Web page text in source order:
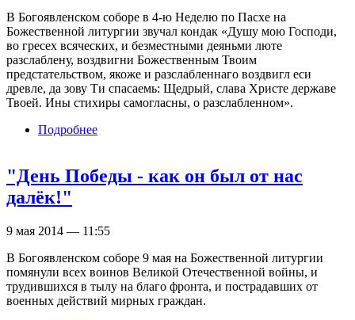
В Богоявленском соборе в 4-ю Неделю по Пасхе на
Божественной литургии звучал кондак «Душу мою Господи,
во гресех всяческих, и безместными деяньми люте
разслаблену, воздвигни Божественным Твоим
предстательством, якоже и разслабленнаго воздвигл еси
древле, да зову Ти спасаемь: Щедрый, слава Христе державе
Твоей. Ины стихиры самогласны, о разслабленном».
Подробнее
"День Победы - как он был от нас
далёк!"
9 мая 2014 — 11:55
В Богоявленском соборе 9 мая на Божественной литургии
помянули всех воинов Великой Отечественной войны, и
трудившихся в тылу на благо фронта, и пострадавших от
военных действий мирных граждан.